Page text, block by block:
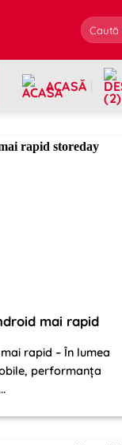
ACASĂ
mai rapid
rapid – În lumea
performanța